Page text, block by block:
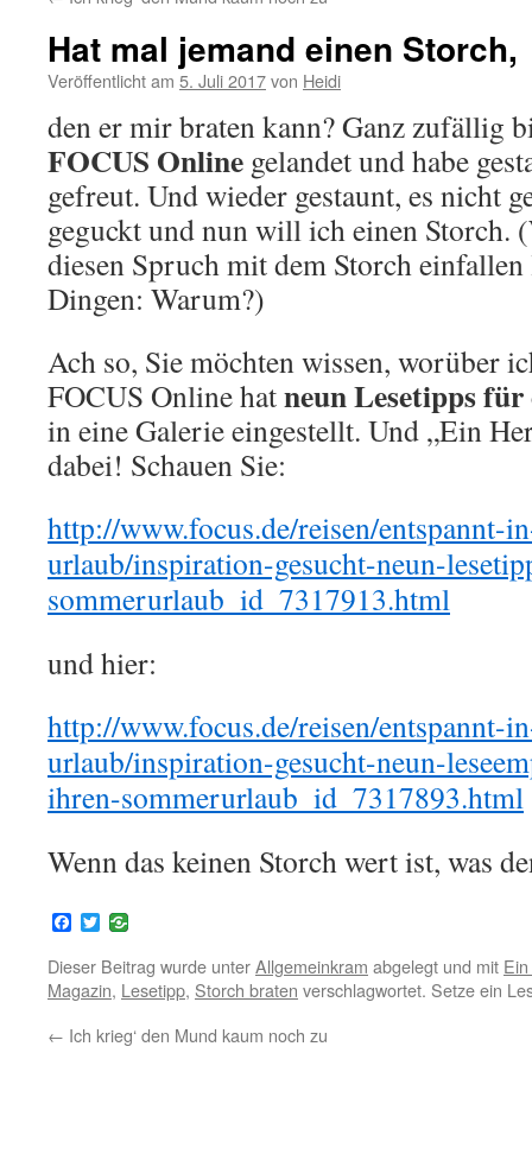
Hat mal jemand einen Storch,
Veröffentlicht am 5. Juli 2017von Heidi
den er mir braten kann? Ganz zufällig
FOCUS Online gelandet und habe
gefreut. Und wieder gestaunt, es nicht
geguckt und nun will ich einen Storch.
diesen Spruch mit dem Storch
Dingen: Warum?)
Ach so, Sie möchten wissen, worüber
FOCUS Online hatneun Lesetipps
in eine Galerie eingestellt. Und „Ein
dabei! Schauen Sie:
http://www.focus.de/reisen/entspannt-
urlaub/inspiration-gesucht-neun-
sommerurlaub_id_7317913.html
und hier:
http://www.focus.de/reisen/entspannt-
urlaub/inspiration-gesucht-neun-
ihren-sommerurlaub_id_7317893.html
Wenn das keinen Storch wert ist, was
Facebook
Twitter
Dieser Beitrag wurde unterAllgemeinkram abgelegt und mit
Magazin, Lesetipp, Storch braten verschlagwortet. Setze ein
← Ich krieg‘ den Mund kaum noch zu